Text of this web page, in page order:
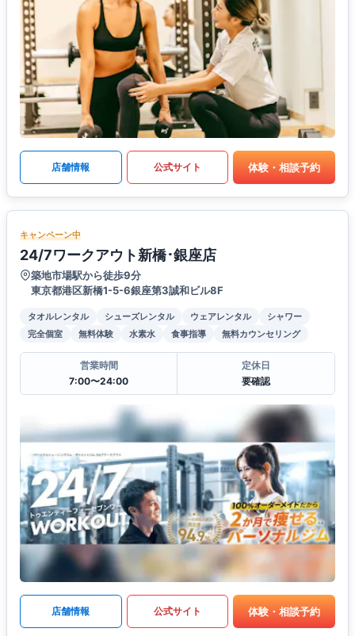
店舗情報 公式サイト 体験・相談予約
キャンペーン中
24/7ワークアウト新橋･銀座店
築地市場駅から徒歩9分
東京都港区新橋1-5-6銀座第3誠和ビル8F
タオルレンタル シューズレンタル ウェアレンタル
シャワー
完全個室
無料体験 水素水 食事指導 無料カウンセリング
営業時間
7:00〜24:00
定休日
要確認
店舗情報 公式サイト 体験・相談予約